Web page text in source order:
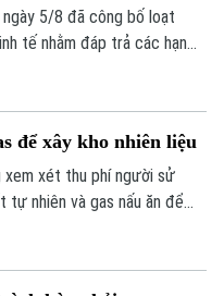
vòng một tuần qua.
ngày 5/8 đã công bố loạt
tế nhằm đáp trả các hạn
để xây kho nhiên liệu
xem xét thu phí người sử
tự nhiên và gas nấu ăn để